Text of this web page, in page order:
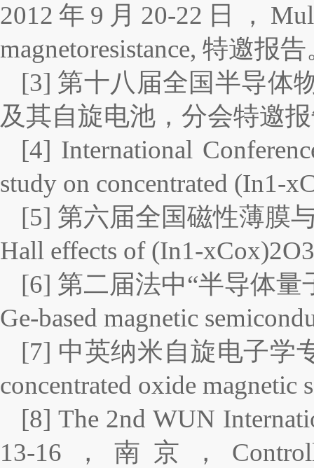
2012年9月20-22日，
magnetoresistance, 特邀报
[3] 第十八届全国半导体
及其自旋电池，分会特邀
[4] International
study on concentrated (In1-
[5] 第六届全国磁性薄膜
Hall effects of (In1-
[6] 第二届法中“半导体量
Ge-based magnetic
[7] 中英纳米自旋电子学
concentrated oxide
[8] The 2nd WUN
13-16，南京，